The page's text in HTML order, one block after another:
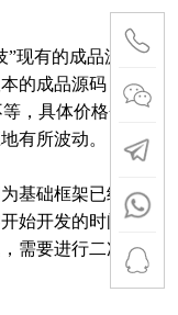
现有的成品源码，
的成品源码，分别
，具体价格会随着
有所波动。
基础框架已经搭建
始开发的时间和精
需要进行二次定制